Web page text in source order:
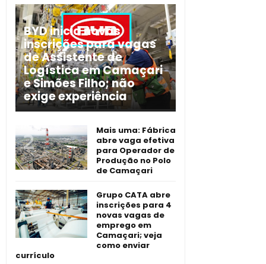
BYD inicia novas
inscrições para vagas
de Assistente de
Logística em Camaçari
e Simões Filho; não
exige experiência
Mais uma: Fábrica
abre vaga efetiva
para Operador de
Produção no Polo
de Camaçari
Grupo CATA abre
inscrições para 4
novas vagas de
emprego em
Camaçari; veja
como enviar
currículo